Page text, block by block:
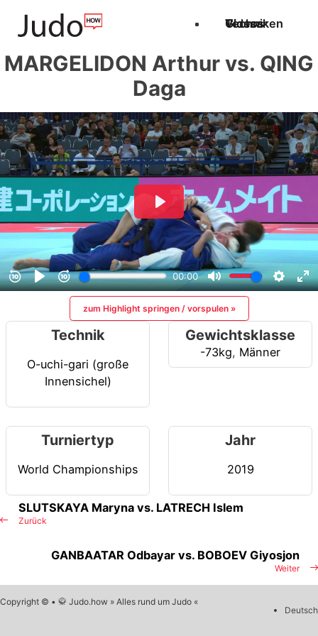
Techniken
Videos
Glossar
MARGELIDON Arthur vs. QING
Daga
zum Highlight springen / vorspulen »
Technik
O-uchi-gari (große
Innensichel)
Gewichtsklasse
-73kg, Männer
Turniertyp
World Championships
Jahr
2019
Zurück
SLUTSKAYA Maryna vs. LATRECH Islem
Weiter
GANBAATAR Odbayar vs. BOBOEV Giyosjon
Copyright © • 🥋 Judo.how » Alles rund um Judo «
Deutsch